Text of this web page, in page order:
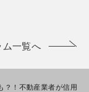
ム一覧へ
？！不動産業者が信用